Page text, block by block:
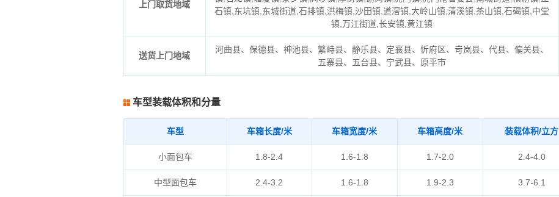
上门取货地域
石镇,东坑镇,东城街道,石排镇,洪梅镇,沙田镇,道滘镇,大岭山镇,清溪镇,茶山镇,石碣镇,中堂
镇,万江街道,长安镇,黄江镇
送货上门地域
河曲县、保德县、神池县、繁峙县、静乐县、定襄县、忻府区、岢岚县、代县、偏关县、
五寨县、五台县、宁武县、原平市
车型装载体积和分量
车型 车箱长度/米 车箱宽度/米 车箱高度/米 装载体积/立方
小面包车 1.8-2.4 1.6-1.8 1.7-2.0 2.4-4.0
中型面包车 2.4-3.2 1.6-1.8 1.9-2.3 3.7-6.1